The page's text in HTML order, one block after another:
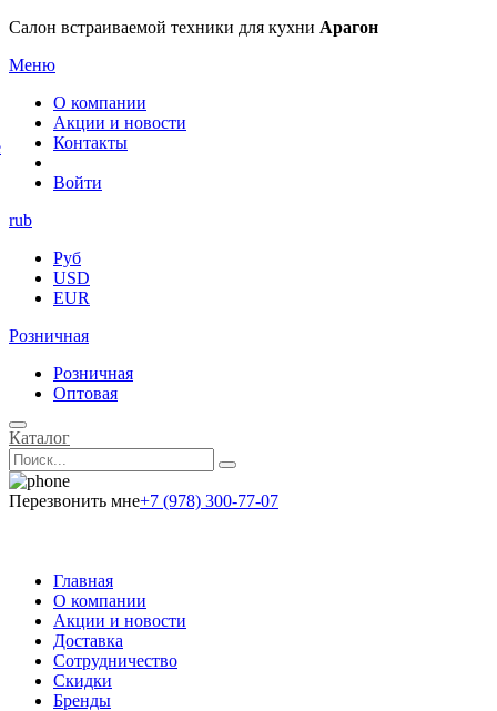
Салон встраиваемой техники для кухни Арагон
Меню
О компании
Акции и новости
Контакты
Войти
rub
Руб
USD
EUR
Розничная
Розничная
Оптовая
Каталог
Перезвонить мне+7 (978) 300-77-07
Главная
О компании
Акции и новости
Доставка
Сотрудничество
Скидки
Бренды